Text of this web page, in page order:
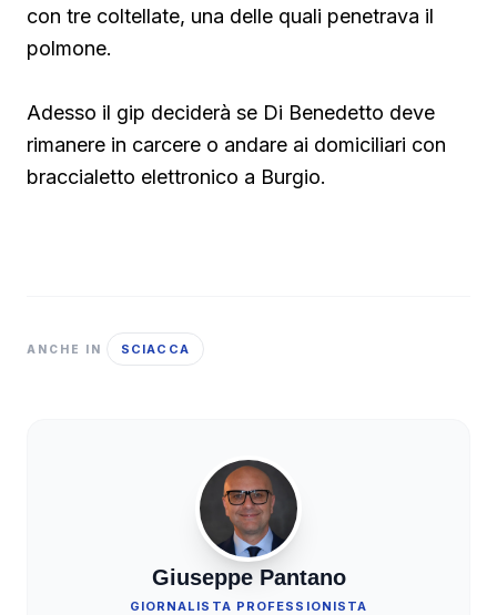
con tre coltellate, una delle quali penetrava il
polmone.
Adesso il gip deciderà se Di Benedetto deve
rimanere in carcere o andare ai domiciliari con
braccialetto elettronico a Burgio.
ANCHE IN SCIACCA
Giuseppe Pantano
GIORNALISTA PROFESSIONISTA